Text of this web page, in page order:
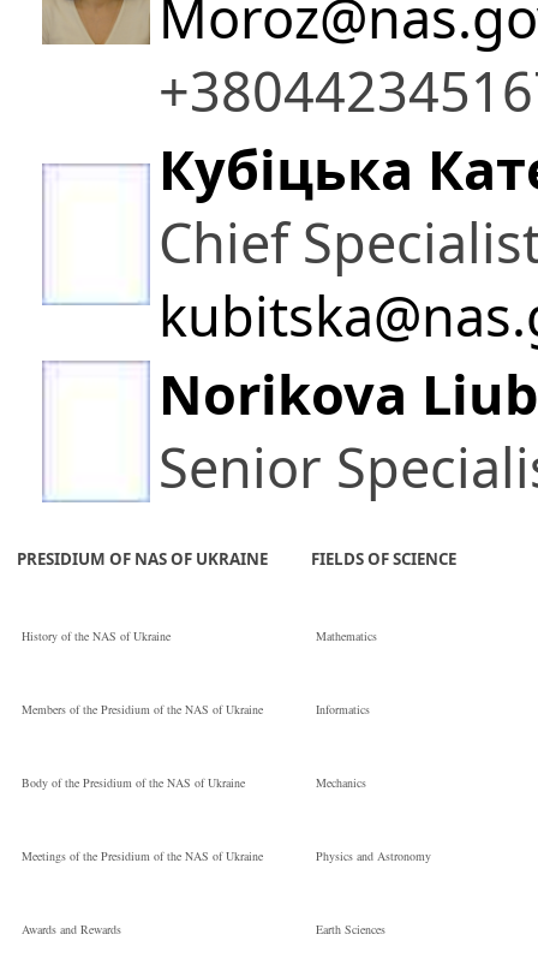
Кубіцька
Chief
Norikova
Senior
PRESIDIUM OF NAS OF UKRAINE
History of the NAS of Ukraine
Members of the Presidium of the NAS of Ukraine
Body of the Presidium of the NAS of Ukraine
Meetings of the Presidium of the NAS of Ukraine
Awards and Rewards
FIELDS OF SCIENCE
Mathematics
Informatics
Mechanics
Physics and Astronomy
Earth Sciences